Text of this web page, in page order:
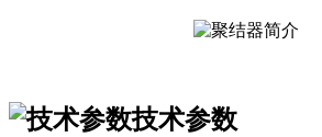
技术参数